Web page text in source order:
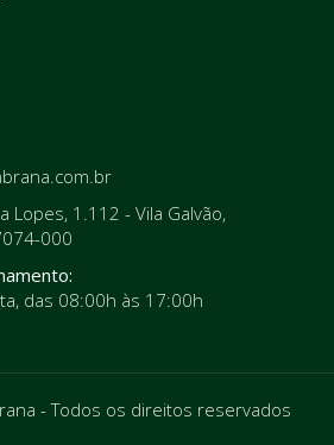
Lopes, 1.112 - Vila Galvão,
000
das 08:00h às 17:00h
- Todos os direitos reservados